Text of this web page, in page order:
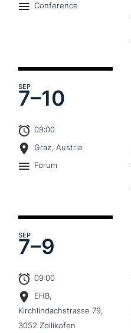
Conference
SEP
7–10
09:00
Graz, Austria
Forum
SEP
7–9
09:00
EHB,
Kirchlindachstrasse 79,
3052 Zollikofen